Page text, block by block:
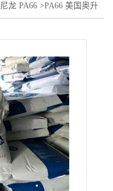
尼龙 PA66 >PA66 美国奥升